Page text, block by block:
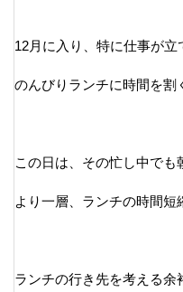
12月に入り、特に仕事が立
のんびりランチに時間を割
この日は、その忙し中で
より一層、ランチの時間短
ランチの行き先を考える余